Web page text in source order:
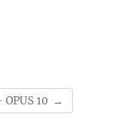
OPUS 10 →